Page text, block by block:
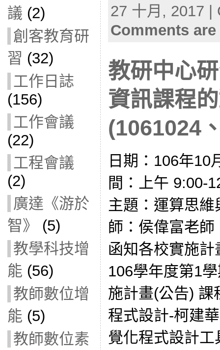
議 (2)
創客教育研
習 (32)
工作日誌
(156)
工作會議
(22)
工程會議
(2)
廣達《游於
智》
(5)
教學科技增
能 (56)
教師數位增
能 (5)
教師數位素
27 十月, 2017
Comments
教研中心
資訊課程
(1061024
日期：106年10
間：上午 9:00-
主題：運算思
師：侯偉富老
函知各校實施
106學年度第1
施計畫(公告) 課
程式設計-柯建
覺化程式設計